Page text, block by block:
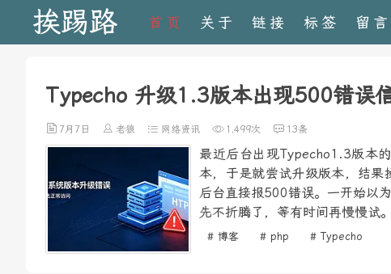
挨踢路 首页 关于 链接 标签 留言
Typecho 升级1.3版本出现500错误
7月7日 老狼 网络资讯 1,499次 13条
最近后台出现Typecho1.3版本
本，于是就尝试升级版本，结果
后台直接报500错误。一开始以
先不折腾了，等有时间再慢慢试
# 博客 # php # Typecho